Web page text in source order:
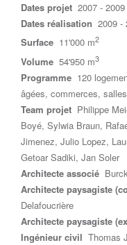
Dates projet 2007 - 2009
Dates réalisation 2009 -
Surface 11'000 m2
Volume 54'950 m3
Programme 120
âgées, commerces,
Team projet Philippe
Boyé, Sylwia Braun,
Jimenez, Julio Lopez,
Getoar Sadiki, Jan Soler
Architecte associé
Architecte paysagiste
Delafoucrière
Architecte paysagiste
Ingénieur civil Thomas